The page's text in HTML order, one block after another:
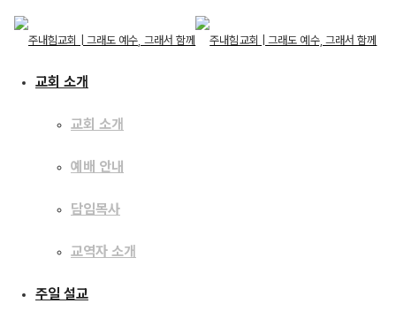
교회 소개
교회 소개
교역자 소개
주일 설교
교회 소개
교회 소개
예배 안내
담임목사
교역자 소개
주일 설교
주일 설교
[17.11.05] 모든 사람이